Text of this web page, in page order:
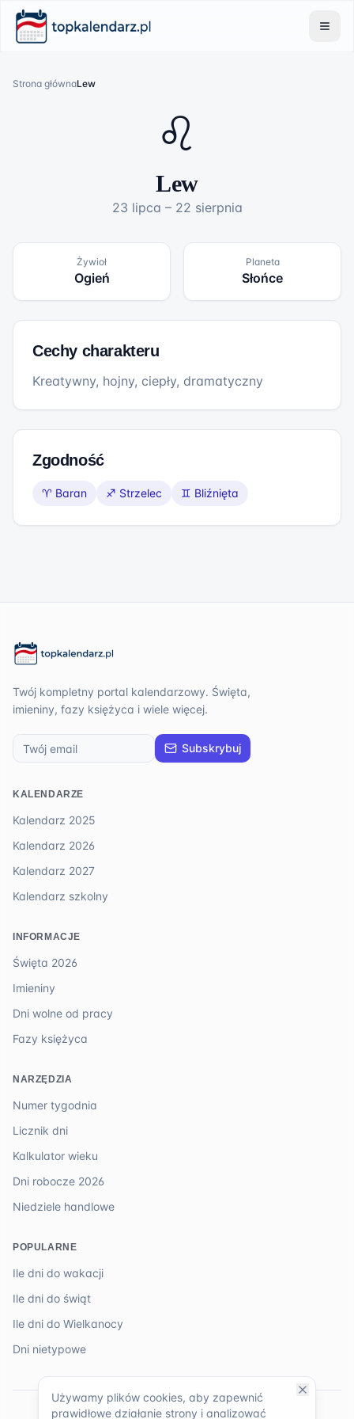
Strona głównaLew
♌
Lew
23 lipca – 22 sierpnia
Żywioł
Ogień
Planeta
Słońce
Cechy charakteru
Kreatywny, hojny, ciepły, dramatyczny
Zgodność
♈ Baran ♐ Strzelec ♊ Bliźnięta
Twój kompletny portal kalendarzowy. Święta,
imieniny, fazy księżyca i wiele więcej.
Subskrybuj
KALENDARZE
Kalendarz 2025
Kalendarz 2026
Kalendarz 2027
Kalendarz szkolny
INFORMACJE
Święta 2026
Imieniny
Dni wolne od pracy
Fazy księżyca
NARZĘDZIA
Numer tygodnia
Licznik dni
Kalkulator wieku
Dni robocze 2026
Niedziele handlowe
POPULARNE
Ile dni do wakacji
Ile dni do świąt
Ile dni do Wielkanocy
Dni nietypowe
Używamy plików cookies, aby zapewnić
prawidłowe działanie strony i analizować